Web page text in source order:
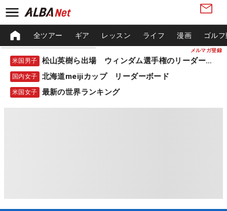
メルマガ登録
全ツアー ギア レッスン ライフ 漫画 ゴル
米国男子 松山英樹ら出場 ウィンダム選手権のリーダーボード
国内女子 北海道meijiカップ リーダーボード
米国女子 最新の世界ランキング